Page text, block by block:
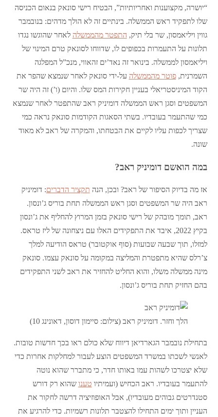
“יושרה, מקצוענות ואחריותיות”, הבטיח רישי סונאק בנאום הכניסה
שלו לתפקיד ראש הממשלה. בינתיים זה לא הולך מדהים: בנובמבר
גווין ויליאמסון, שר בלי תיק, התפטר מהממשלה לאחר שהוגשו נגדו
תלונות על התעמרות בכפופים לו, שדווחו לסונאק טרם המינוי של
ויליאמסון לממשלה. בינואר זה נאד’ים זהאווי, מנכ”ל המפלגה
השמרנית,פוטר מהממשלה על-ידי סונאק לאחר שנמצא שהפר את
הקוד המיניסטריאלי בעניין חקירות המס שלו. והיום (ו’) זה היה שר
המשפטים וסגן ראש הממשלה דומיניק ראב שהתפטר לאחר שנמצא
כמי שהתעמר בעובדיו. בשתי הסאגות הקודמות סונאק נראה כמי
שצריך לכפות עליו לקיים את הבטחתו, והמקרה של ראב לא מאוד
שונה.
במה הואשם דומיניק ראב?
אז מה בדיוק הסיפור של ראב? ובכן, הנה תקציר הדברים: דומיניק
ראב היה שר המשפטים וסגן ראש הממשלה תחת בוריס ג’ונסון.
ראב, תומך מובהק של רישי סונאק בזמן המרוץ להחליף את ג’ונסון
בקיץ 2022, איבד את התפקידים האלו עם ניצחונה של ליז טראס.
למזלו, תוך שבעה שבועות (סוף אוקטובר) טראס הודיעה למלך
צ’רלס שהיא מתפטרת והמליצה במקומה על סונאק עצמו. סונאק
מינה ממשלה משלו, והוא החליט להחזיר את ראב לשני התפקידים
בהם החזיק תחת בוריס ג’ונסון.
הלך וחזר. דומיניק ראב (צילום: סיימון דוסון, דאונינג 10)
בתחילת נובמבר הגארדיאן דיווח שלא כולם ראו בכך חדשות טובות.
לאנשי לשכתו במשרד המשפטים הוצע לעבור למחלקות אחרות כדי
שלא יצטרכו לשהות עמו באותו חדר, כי מתברר שהוא נוטה
להתעמר בעובדיו. ראב הכחיש (ועמיתיו טענו שהוא רק דורש
סטנדרטים גבוהים מעובדיו), אבל האופוזיציה דרשה לחקור את
העניין ותוך ימים התחילו להצטבר תלונות רשמיות. כדי להרגיע את